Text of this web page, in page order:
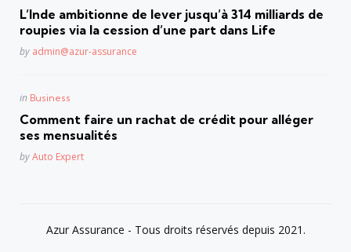
L’Inde ambitionne de lever jusqu’à 314 milliards de
roupies via la cession d’une part dans Life
Posted
by admin@azur-assurance
Posted
in Business
Comment faire un rachat de crédit pour alléger
ses mensualités
Posted
byAuto Expert
Azur Assurance - Tous droits réservés depuis 2021.